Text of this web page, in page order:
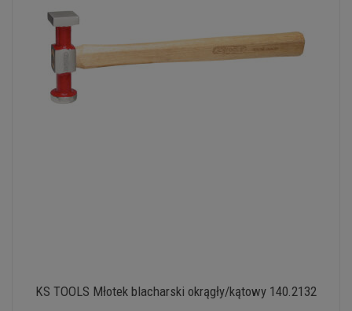
KS TOOLS Młotek blacharski okrągły/kątowy 140.2132